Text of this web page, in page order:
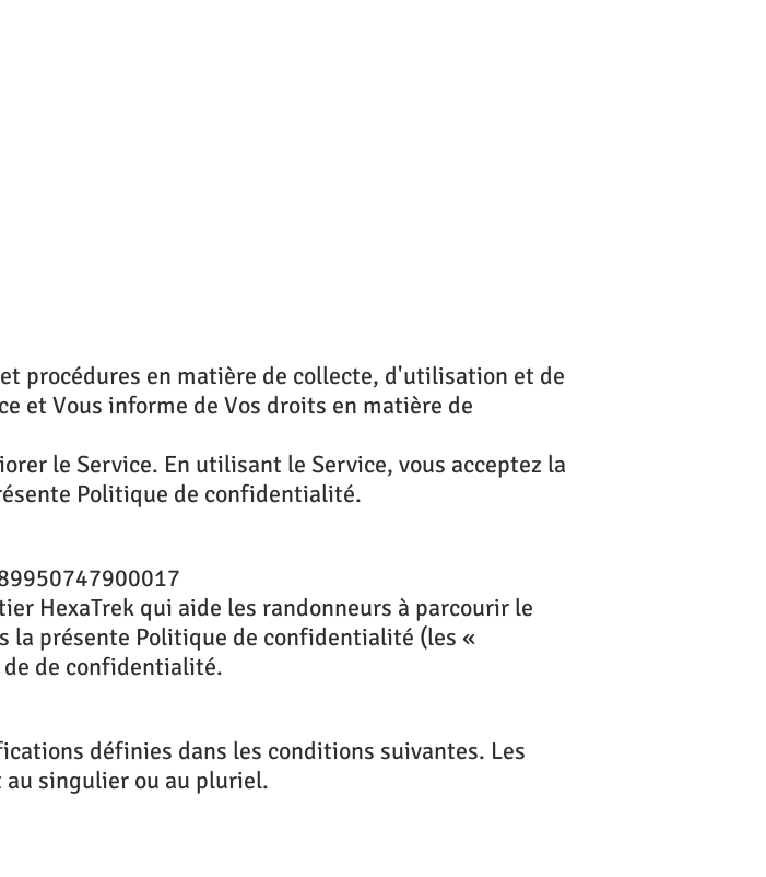
procédures en matière de collecte, d'utilisation et de
et Vous informe de Vos droits en matière de
le Service. En utilisant le Service, vous acceptez la
Politique de confidentialité.
HexaTrek qui aide les randonneurs à parcourir le
la présente Politique de confidentialité (les «
de confidentialité.
définies dans les conditions suivantes. Les
singulier ou au pluriel.